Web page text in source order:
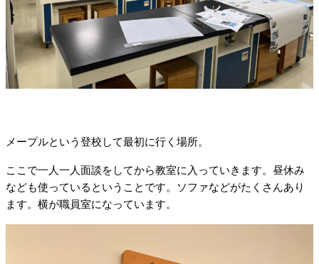
メープルという登校して最初に行く場所。
ここで一人一人面談をしてから教室に入っていきます。昼休み
なども使っているということです。ソファなどがたくさんあり
ます。横が職員室になっています。